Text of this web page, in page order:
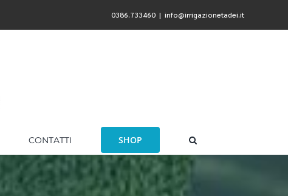
0386.733460 | info@irrigazionetadei.it
CONTATTI SHOP